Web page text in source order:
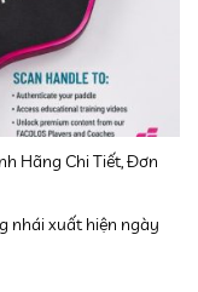
Hãng Chi Tiết, Đơn
nhái xuất hiện ngày